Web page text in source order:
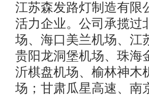
江苏森发路灯制造有限
活力企业。公司承揽过
场、海口美兰机场、江
贵阳龙洞堡机场、珠海
沂棋盘机场、榆林神木
场；甘肃瓜星高速、南